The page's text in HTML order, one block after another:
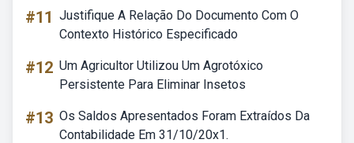
#11 Justifique A Relação Do Documento Com O
Contexto Histórico Especificado
#12 Um Agricultor Utilizou Um Agrotóxico
Persistente Para Eliminar Insetos
#13 Os Saldos Apresentados Foram Extraídos Da
Contabilidade Em 31/10/20x1.